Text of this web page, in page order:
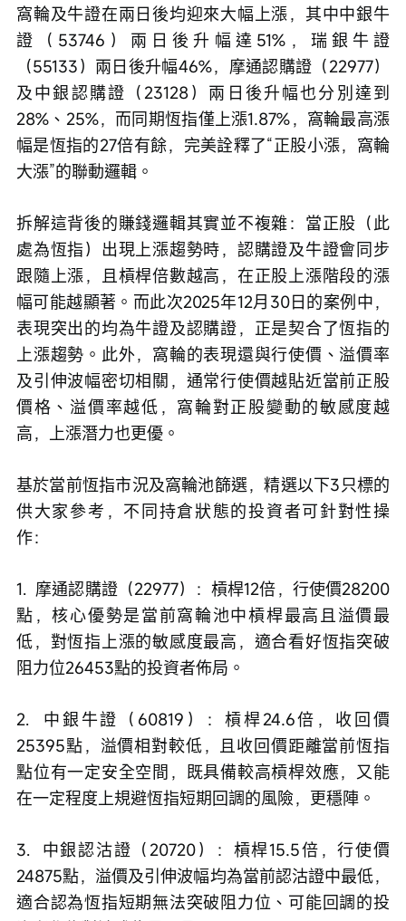
窩輪及牛證在兩日後均迎來大幅上漲，其中中銀牛
證（53746）兩日後升幅達51%，瑞銀牛證
（55133）兩日後升幅46%，摩通認購證（22977）
及中銀認購證（23128）兩日後升幅也分別達到
28%、25%，而同期恆指僅上漲1.87%，窩輪最高漲
幅是恆指的27倍有餘，完美詮釋了“正股小漲，窩輪
大漲”的聯動邏輯。
拆解這背後的賺錢邏輯其實並不複雜：當正股（此
處為恆指）出現上漲趨勢時，認購證及牛證會同步
跟隨上漲，且槓桿倍數越高，在正股上漲階段的漲
幅可能越顯著。而此次2025年12月30日的案例中，
表現突出的均為牛證及認購證，正是契合了恆指的
上漲趨勢。此外，窩輪的表現還與行使價、溢價率
及引伸波幅密切相關，通常行使價越貼近當前正股
價格、溢價率越低，窩輪對正股變動的敏感度越
高，上漲潛力也更優。
基於當前恆指市況及窩輪池篩選，精選以下3只標的
供大家參考，不同持倉狀態的投資者可針對性操
作：
1.  摩通認購證（22977）：槓桿12倍，行使價28200
點，核心優勢是當前窩輪池中槓桿最高且溢價最
低，對恆指上漲的敏感度最高，適合看好恆指突破
阻力位26453點的投資者佈局。
2.  中銀牛證（60819）：槓桿24.6倍，收回價
25395點，溢價相對較低，且收回價距離當前恆指
點位有一定安全空間，既具備較高槓桿效應，又能
在一定程度上規避恆指短期回調的風險，更穩陣。
3.  中銀認沽證（20720）：槓桿15.5倍，行使價
24875點，溢價及引伸波幅均為當前認沽證中最低，
適合認為恆指短期無法突破阻力位、可能回調的投